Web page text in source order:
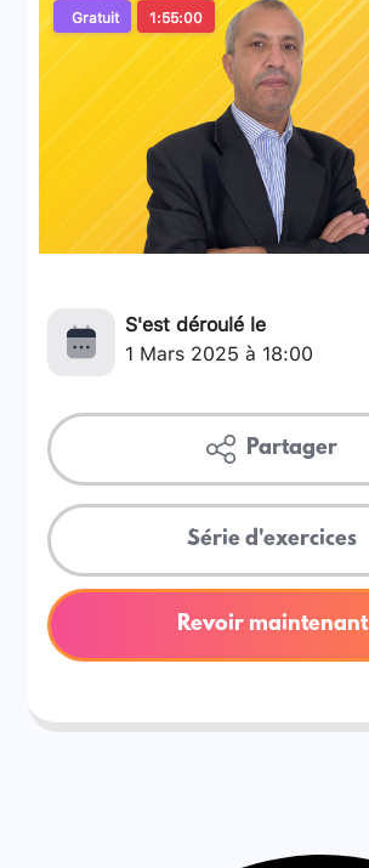
Gratuit 1:55:00
S'est déroulé le
1 Mars 2025 à 18:00
Partager
Série d'exercices
Revoir maintenant